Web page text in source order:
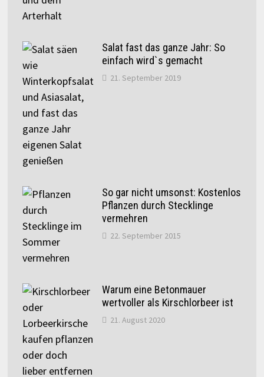
Salat fast das ganze Jahr: So
einfach wird`s gemacht
21. September 2019
So gar nicht umsonst: Kostenlos
Pflanzen durch Stecklinge
vermehren
22. September 2015
Warum eine Betonmauer
wertvoller als Kirschlorbeer ist
21. August 2020